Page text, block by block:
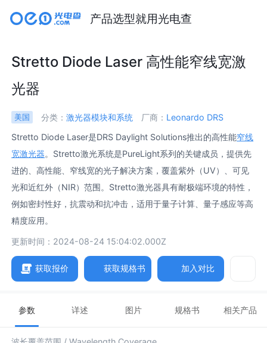
产品选型就用光电查
Stretto Diode Laser 高性能窄线宽激
光器
美国 分类： 激光器模块和系统 厂商： Leonardo DRS
Stretto Diode Laser是DRS Daylight Solutions推出的高性能窄线
宽激光器。Stretto激光系统是PureLight系列的关键成员，提供先
进的、高性能、窄线宽的光子解决方案，覆盖紫外（UV）、可见
光和近红外（NIR）范围。Stretto激光器具有耐极端环境的特性，
例如密封性好，抗震动和抗冲击，适用于量子计算、量子感应等高
精度应用。
更新时间：2024-08-24 15:04:02.000Z
获取报价 获取规格书 加入对比
参数 详述 图片 规格书 相关产品